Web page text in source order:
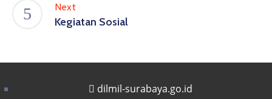
Next
Kegiatan Sosial
dilmil-surabaya.go.id